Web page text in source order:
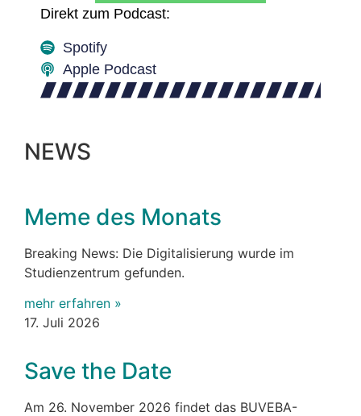
Direkt zum Podcast:
Spotify
Apple Podcast
NEWS
Meme des Monats
Breaking News: Die Digitalisierung wurde im
Studienzentrum gefunden.
mehr erfahren »
17. Juli 2026
Save the Date
Am 26. November 2026 findet das BUVEBA-